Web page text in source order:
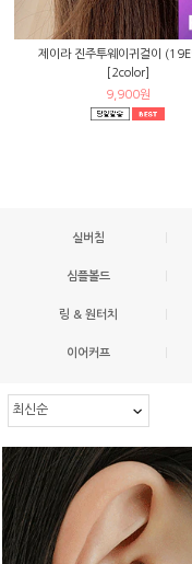
제이라 진주투웨이귀걸이
[2color]
9,900원
실버침
심플볼드
링 & 원터치
이어커프